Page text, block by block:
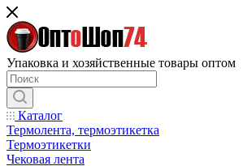
Упаковка и хозяйственные товары оптом
Каталог
Термолента, термоэтикетка
Термоэтикетки
Чековая лента